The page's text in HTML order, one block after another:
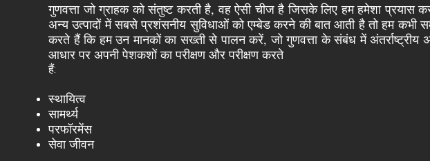
गुणवत्ता जो ग्राहक को संतुष्ट करती है, वह ऐसी चीज है जिसके लिए हम हमेशा प्रयास
अन्य उत्पादों में सबसे प्रशंसनीय सुविधाओं को एम्बेड करने की बात आती है तो हम कभी
करते हैं कि हम उन मानकों का सख्ती से पालन करें, जो गुणवत्ता के संबंध में अंतर्राष्ट्रीय
आधार पर अपनी पेशकशों का परीक्षण और परीक्षण करते
हैं:
स्थायित्व
सामर्थ्य
परफॉरमेंस
सेवा जीवन